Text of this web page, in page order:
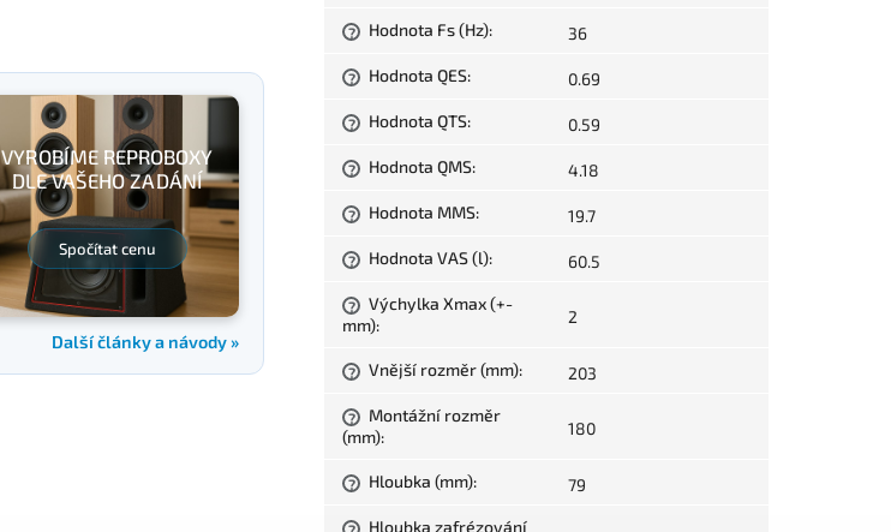
VYROBÍME REPROBOXY
DLE VAŠEHO ZADÁNÍ
Spočítat cenu
Další články a návody »
? Hodnota Fs (Hz): 36
? Hodnota QES: 0.69
? Hodnota QTS: 0.59
? Hodnota QMS: 4.18
? Hodnota MMS: 19.7
? Hodnota VAS (l): 60.5
?
Výchylka Xmax (+-
mm): 2
? Vnější rozměr (mm): 203
?
Montážní rozměr
(mm): 180
? Hloubka (mm): 79
Hloubka zafrézování